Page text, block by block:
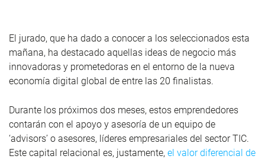
El jurado, que ha dado a conocer a los seleccionados esta
mañana, ha destacado aquellas ideas de negocio más
innovadoras y prometedoras en el entorno de la nueva
economía digital global de entre las 20 finalistas.
Durante los próximos dos meses, estos emprendedores
contarán con el apoyo y asesoría de un equipo de
‘advisors’ o asesores, líderes empresariales del sector TIC.
Este capital relacional es, justamente, el valor diferencial de